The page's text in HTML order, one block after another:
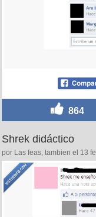
864
Shrek didáctico
por Las feas, tambien el 13